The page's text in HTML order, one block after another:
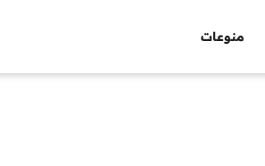
منوعات